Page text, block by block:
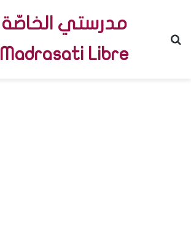
مدرستي الخاصّة
Madrasati Libre